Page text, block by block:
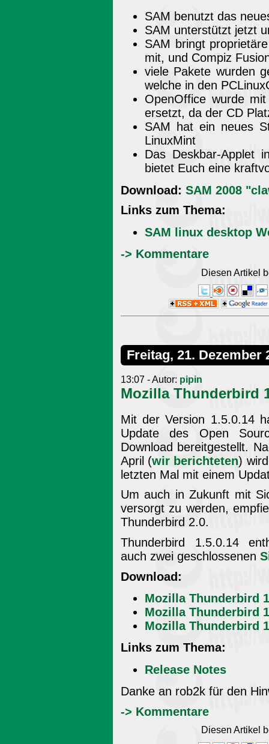
SAM benutzt das
SAM unterstützt jetzt
SAM bringt
mit, und Compiz
viele Pakete wurden
welche in den
OpenOffice wurde
ersetzt, da der CD
SAM hat ein neues
LinuxMint
Das Deskbar-Applet
bietet Euch eine
Download: SAM 2008
Links zum Thema:
SAM linux desktop
-> Kommentare
Diesen Artikel
Freitag, 21. Dezember
13:07 - Autor: pipin
Mozilla Thunderbird
Mit der Version 1.5.0.14
Update des Open
Download bereitgestellt.
April (wir berichteten)
letzten Mal mit einem
Um auch in Zukunft mit
versorgt zu werden,
Thunderbird 2.0.
Thunderbird 1.5.0.14
auch zwei geschlossenen
Download:
Mozilla Thunderbird
Mozilla Thunderbird
Mozilla Thunderbird
Links zum Thema:
Release Notes
Danke an rob2k für den
-> Kommentare
Diesen Artikel